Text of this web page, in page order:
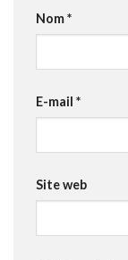
Nom*
E-mail *
Site web